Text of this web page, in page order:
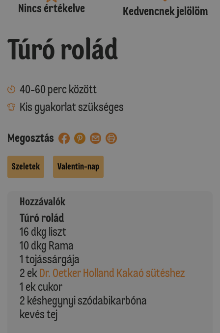
Nincs értékelve Kedvencnek jelölöm
Túró rolád
40-60 perc között
Kis gyakorlat szükséges
Megosztás
Szeletek Valentin-nap
Hozzávalók
Túró rolád
16 dkg liszt
10 dkg Rama
1 tojássárgája
2 ek Dr. Oetker Holland Kakaó sütéshez
1 ek cukor
2 késhegynyi szódabikarbóna
kevés tej